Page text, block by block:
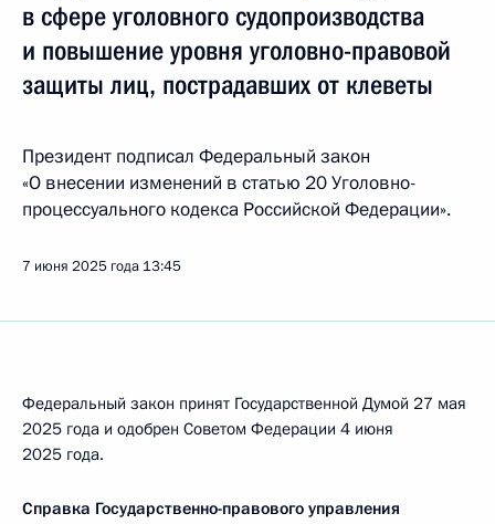
в сфере уголовного судопроизводства
и повышение уровня уголовно-правовой
защиты лиц, пострадавших от клеветы
Президент подписал Федеральный закон
«О внесении изменений в статью 20 Уголовно-
процессуального кодекса Российской Федерации».
7 июня 2025 года 13:45
Федеральный закон принят Государственной Думой 27 мая
2025 года и одобрен Советом Федерации 4 июня
2025 года.
Справка Государственно-правового управления